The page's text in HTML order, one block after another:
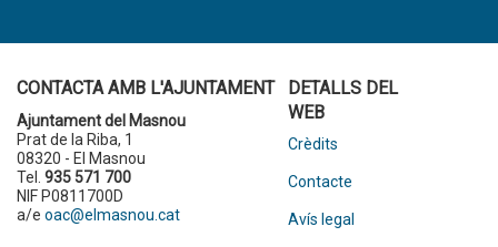
CONTACTA AMB L'AJUNTAMENT
Ajuntament del Masnou
Prat de la Riba, 1
08320 - El Masnou
Tel. 935 571 700
NIF P0811700D
a/e oac@elmasnou.cat
DETALLS DEL
WEB
Crèdits
Contacte
Avís legal